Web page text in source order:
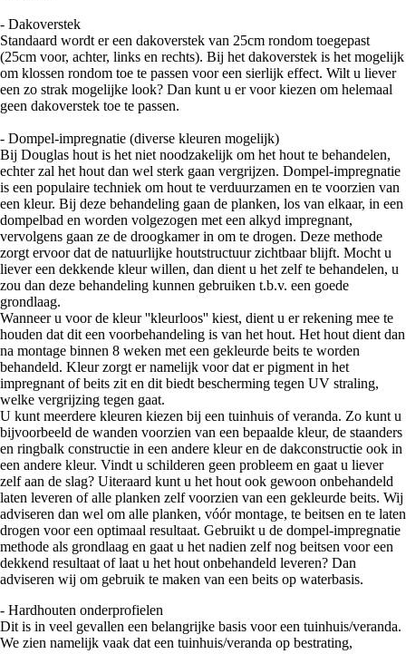
- Dakoverstek
Standaard wordt er een dakoverstek van 25cm rondom toegepast
(25cm voor, achter, links en rechts). Bij het dakoverstek is het mogelijk
om klossen rondom toe te passen voor een sierlijk effect. Wilt u liever
een zo strak mogelijke look? Dan kunt u er voor kiezen om helemaal
geen dakoverstek toe te passen.
- Dompel-impregnatie (diverse kleuren mogelijk)
Bij Douglas hout is het niet noodzakelijk om het hout te behandelen,
echter zal het hout dan wel sterk gaan vergrijzen. Dompel-impregnatie
is een populaire techniek om hout te verduurzamen en te voorzien van
een kleur. Bij deze behandeling gaan de planken, los van elkaar, in een
dompelbad en worden volgezogen met een alkyd impregnant,
vervolgens gaan ze de droogkamer in om te drogen. Deze methode
zorgt ervoor dat de natuurlijke houtstructuur zichtbaar blijft. Mocht u
liever een dekkende kleur willen, dan dient u het zelf te behandelen, u
zou dan deze behandeling kunnen gebruiken t.b.v. een goede
grondlaag.
Wanneer u voor de kleur ''kleurloos'' kiest, dient u er rekening mee te
houden dat dit een voorbehandeling is van het hout. Het hout dient dan
na montage binnen 8 weken met een gekleurde beits te worden
behandeld. Kleur zorgt er namelijk voor dat er pigment in het
impregnant of beits zit en dit biedt bescherming tegen UV straling,
welke vergrijzing tegen gaat.
U kunt meerdere kleuren kiezen bij een tuinhuis of veranda. Zo kunt u
bijvoorbeeld de wanden voorzien van een bepaalde kleur, de staanders
en ringbalk constructie in een andere kleur en de dakconstructie ook in
een andere kleur. Vindt u schilderen geen probleem en gaat u liever
zelf aan de slag? Uiteraard kunt u het hout ook gewoon onbehandeld
laten leveren of alle planken zelf voorzien van een gekleurde beits. Wij
adviseren dan wel om alle planken, vóór montage, te beitsen en te laten
drogen voor een optimaal resultaat. Gebruikt u de dompel-impregnatie
methode als grondlaag en gaat u het nadien zelf nog beitsen voor een
dekkend resultaat of laat u het hout onbehandeld leveren? Dan
adviseren wij om gebruik te maken van een beits op waterbasis.
- Hardhouten onderprofielen
Dit is in veel gevallen een belangrijke basis voor een tuinhuis/veranda.
We zien namelijk vaak dat een tuinhuis/veranda op bestrating,